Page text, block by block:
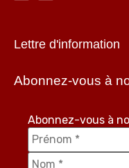
Lettre d'information
Abonnez-vous à
Abonnez-vous à